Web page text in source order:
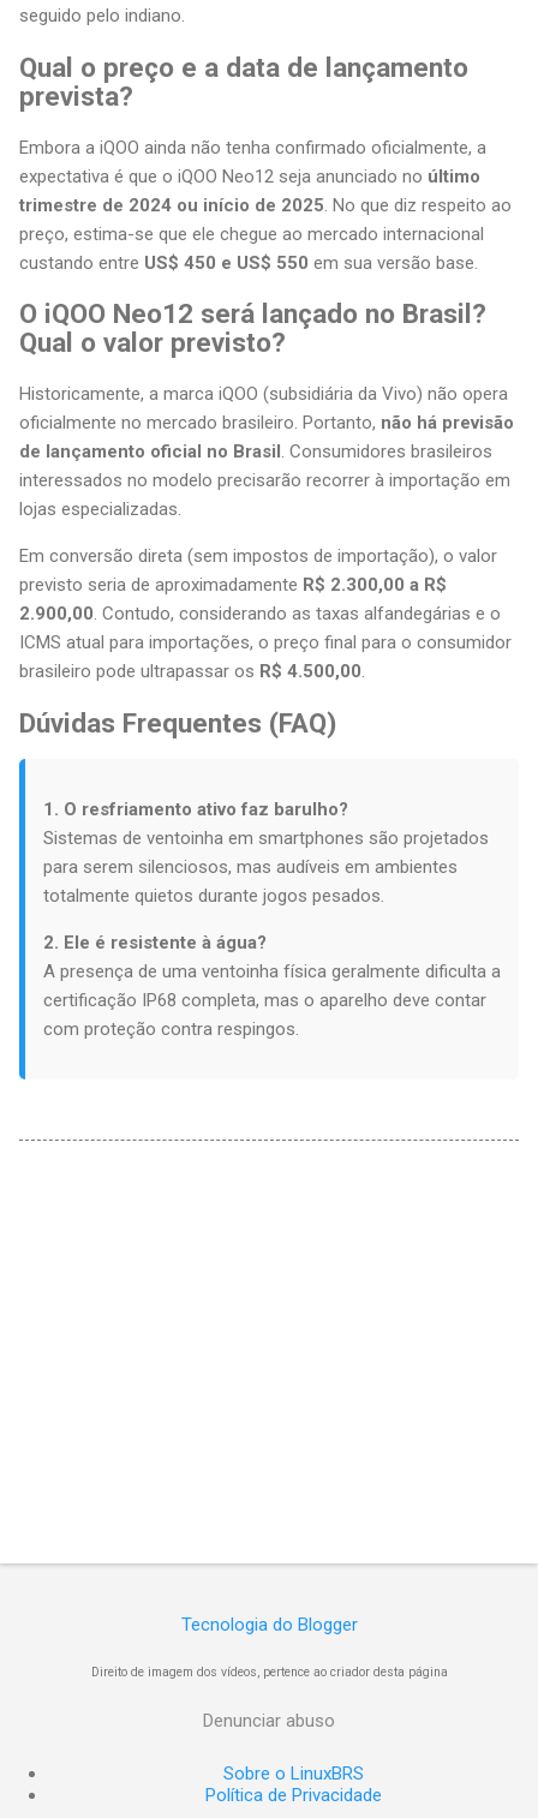
seguido pelo indiano.
Qual o preço e a data de lançamento
prevista?
Embora a iQOO ainda não tenha confirmado oficialmente, a
expectativa é que o iQOO Neo12 seja anunciado no último
trimestre de 2024 ou início de 2025. No que diz respeito ao
preço, estima-se que ele chegue ao mercado internacional
custando entre US$ 450 e US$ 550 em sua versão base.
O iQOO Neo12 será lançado no Brasil?
Qual o valor previsto?
Historicamente, a marca iQOO (subsidiária da Vivo) não opera
oficialmente no mercado brasileiro. Portanto, não há previsão
de lançamento oficial no Brasil. Consumidores brasileiros
interessados no modelo precisarão recorrer à importação em
lojas especializadas.
Em conversão direta (sem impostos de importação), o valor
previsto seria de aproximadamente R$ 2.300,00 a R$
2.900,00. Contudo, considerando as taxas alfandegárias e o
ICMS atual para importações, o preço final para o consumidor
brasileiro pode ultrapassar os R$ 4.500,00.
Dúvidas Frequentes (FAQ)
1. O resfriamento ativo faz barulho?
Sistemas de ventoinha em smartphones são projetados
para serem silenciosos, mas audíveis em ambientes
totalmente quietos durante jogos pesados.
2. Ele é resistente à água?
A presença de uma ventoinha física geralmente dificulta a
certificação IP68 completa, mas o aparelho deve contar
com proteção contra respingos.
Tecnologia do Blogger
Direito de imagem dos vídeos, pertence ao criador desta página
Denunciar abuso
Sobre o LinuxBRS
Política de Privacidade